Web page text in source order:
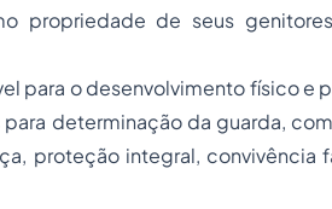
propriedade de seus
para o desenvolvimento físico e
determinação da guarda,
proteção integral, convivência